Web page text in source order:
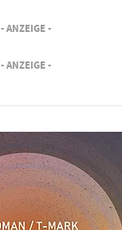
- ANZEIGE -
- ANZEIGE -